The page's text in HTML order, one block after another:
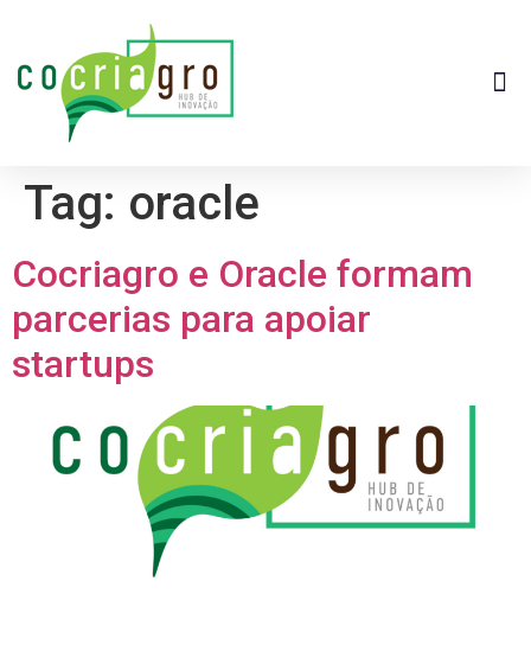
Tag: oracle
Cocriagro e Oracle formam
parcerias para apoiar
startups